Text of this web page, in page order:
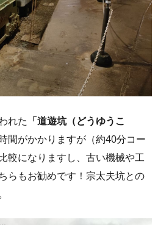
れた 「道遊坑（どうゆうこ
間がかかりますが（約40分コー
較になりますし、古い機械や工
らもお勧めです！宗太夫坑との